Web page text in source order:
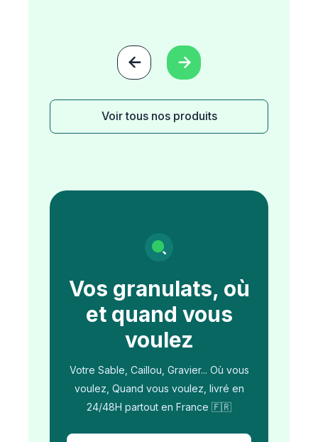
 
Voir tous nos produits
Vos granulats, où
et quand vous
voulez
Votre Sable, Caillou, Gravier... Où vous
voulez, Quand vous voulez, livré en
24/48H partout en France 🇫🇷